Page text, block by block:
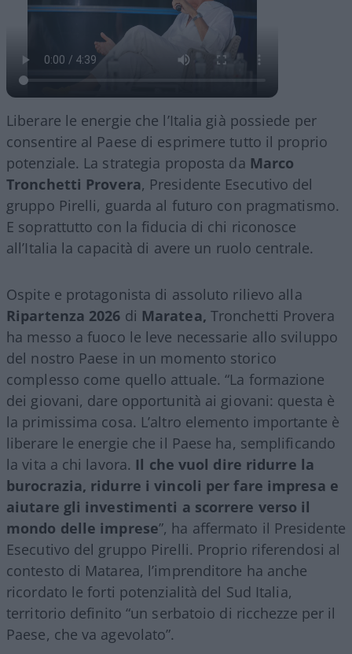
Liberare le energie che l’Italia già possiede per
consentire al Paese di esprimere tutto il proprio
potenziale. La strategia proposta da Marco
Tronchetti Provera, Presidente Esecutivo del
gruppo Pirelli, guarda al futuro con pragmatismo.
E soprattutto con la fiducia di chi riconosce
all’Italia la capacità di avere un ruolo centrale.
Ospite e protagonista di assoluto rilievo alla
Ripartenza 2026 di Maratea, Tronchetti Provera
ha messo a fuoco le leve necessarie allo sviluppo
del nostro Paese in un momento storico
complesso come quello attuale. “La formazione
dei giovani, dare opportunità ai giovani: questa è
la primissima cosa. L’altro elemento importante è
liberare le energie che il Paese ha, semplificando
la vita a chi lavora. Il che vuol dire ridurre la
burocrazia, ridurre i vincoli per fare impresa e
aiutare gli investimenti a scorrere verso il
mondo delle imprese”, ha affermato il Presidente
Esecutivo del gruppo Pirelli. Proprio riferendosi al
contesto di Matarea, l’imprenditore ha anche
ricordato le forti potenzialità del Sud Italia,
territorio definito “un serbatoio di ricchezze per il
Paese, che va agevolato”.